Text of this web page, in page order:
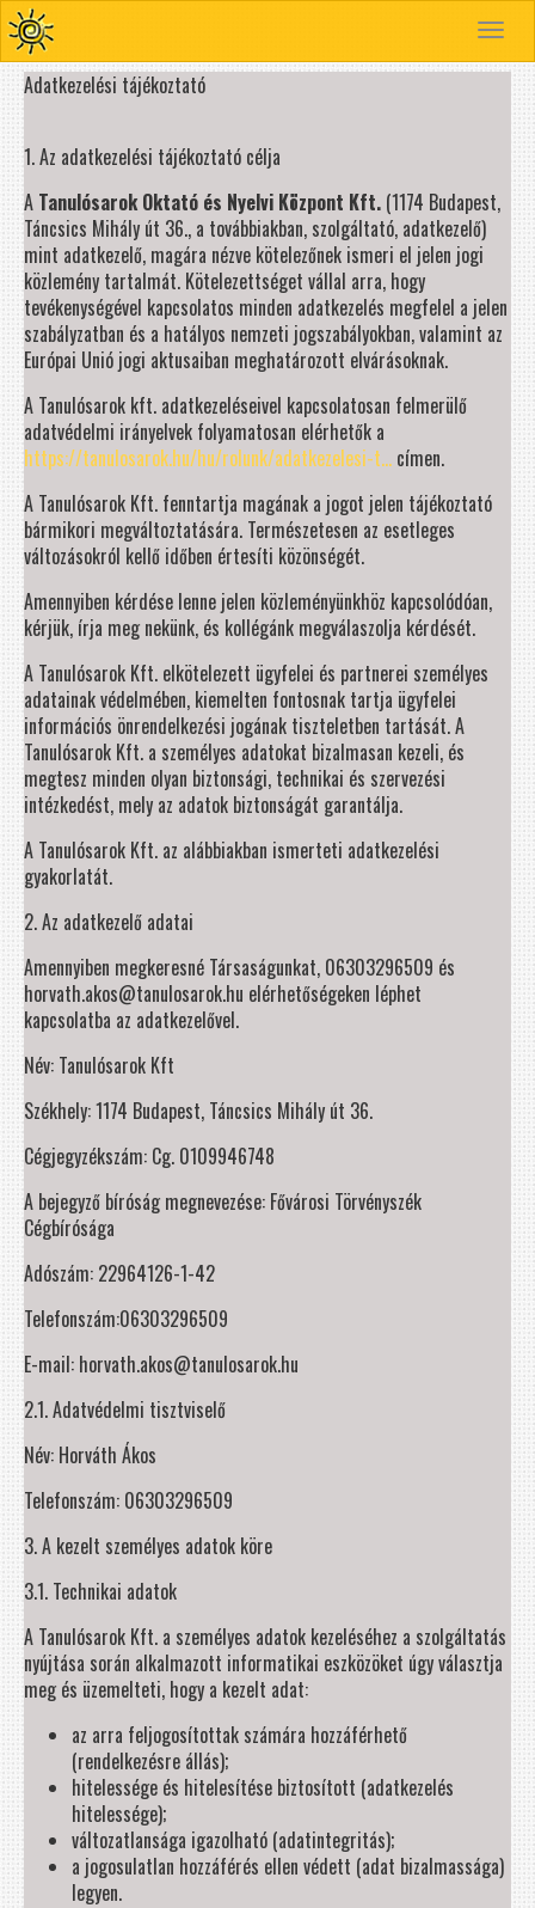
Toggle
Adatkezelési tájékoztató
1. Az adatkezelési tájékoztató célja
A Tanulósarok Oktató és Nyelvi Központ Kft. (1174 Budapest,
Táncsics Mihály út 36., a továbbiakban, szolgáltató, adatkezelő)
mint adatkezelő, magára nézve kötelezőnek ismeri el jelen jogi
közlemény tartalmát. Kötelezettséget vállal arra, hogy
tevékenységével kapcsolatos minden adatkezelés megfelel a jelen
szabályzatban és a hatályos nemzeti jogszabályokban, valamint az
Európai Unió jogi aktusaiban meghatározott elvárásoknak.
A Tanulósarok kft. adatkezeléseivel kapcsolatosan felmerülő
adatvédelmi irányelvek folyamatosan elérhetők a
https://tanulosarok.hu/hu/rolunk/adatkezelesi-t... címen.
A Tanulósarok Kft. fenntartja magának a jogot jelen tájékoztató
bármikori megváltoztatására. Természetesen az esetleges
változásokról kellő időben értesíti közönségét.
Amennyiben kérdése lenne jelen közleményünkhöz kapcsolódóan,
kérjük, írja meg nekünk, és kollégánk megválaszolja kérdését.
A Tanulósarok Kft. elkötelezett ügyfelei és partnerei személyes
adatainak védelmében, kiemelten fontosnak tartja ügyfelei
információs önrendelkezési jogának tiszteletben tartását. A
Tanulósarok Kft. a személyes adatokat bizalmasan kezeli, és
megtesz minden olyan biztonsági, technikai és szervezési
intézkedést, mely az adatok biztonságát garantálja.
A Tanulósarok Kft. az alábbiakban ismerteti adatkezelési
gyakorlatát.
2. Az adatkezelő adatai
Amennyiben megkeresné Társaságunkat, 06303296509 és
horvath.akos@tanulosarok.hu elérhetőségeken léphet
kapcsolatba az adatkezelővel.
Név: Tanulósarok Kft
Székhely: 1174 Budapest, Táncsics Mihály út 36.
Cégjegyzékszám: Cg. 0109946748
A bejegyző bíróság megnevezése: Fővárosi Törvényszék
Cégbírósága
Adószám: 22964126-1-42
Telefonszám:06303296509
E-mail: horvath.akos@tanulosarok.hu
2.1. Adatvédelmi tisztviselő
Név: Horváth Ákos
Telefonszám: 06303296509
3. A kezelt személyes adatok köre
3.1. Technikai adatok
A Tanulósarok Kft. a személyes adatok kezeléséhez a szolgáltatás
nyújtása során alkalmazott informatikai eszközöket úgy választja
meg és üzemelteti, hogy a kezelt adat:
az arra feljogosítottak számára hozzáférhető
(rendelkezésre állás);
hitelessége és hitelesítése biztosított (adatkezelés
hitelessége);
változatlansága igazolható (adatintegritás);
a jogosulatlan hozzáférés ellen védett (adat bizalmassága)
legyen.